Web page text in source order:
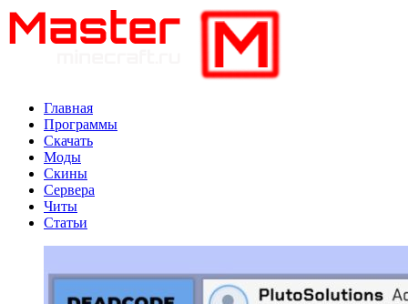
Главная
Программы
Скачать
Моды
Скины
Сервера
Читы
Статьи